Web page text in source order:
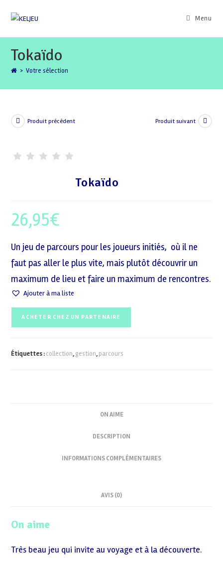
Menu
Tokaïdo
> Votre sélection
Produit précédent Produit suivant
Tokaïdo
26,95€
Un jeu de parcours pour les joueurs initiés, où il ne
faut pas aller le plus vite, mais plutôt découvrir un
maximum de lieu et faire un maximum de rencontres.
Ajouter à ma liste
ACHETER CHEZ UN PARTENAIRE
Étiquettes :collection,gestion,parcours
ON AIME
DESCRIPTION
INFORMATIONS COMPLÉMENTAIRES
AVIS (0)
On aime
Très beau jeu qui invite au voyage et à la découverte.